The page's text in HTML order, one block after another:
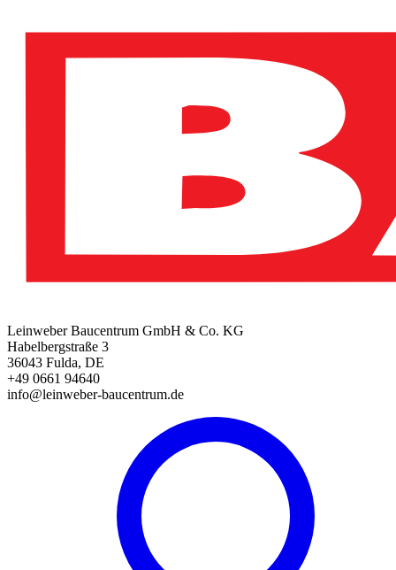
Leinweber Baucentrum GmbH & Co. KG
Habelbergstraße 3
36043 Fulda, DE
+49 0661 94640
info@leinweber-baucentrum.de